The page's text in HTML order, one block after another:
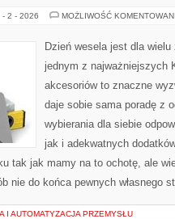
- 2 - 2026 MOŻLIWOŚĆ
Dzień wesela jest dla
jednym z najważniejszych
akcesoriów to znaczne
daje sobie sama poradę z
wybierania dla siebie
jak i adekwatnych
tak jak mamy na to ochotę, ale
nie do końca pewnych własnego
I AUTOMATYZACJA PRZEMYSŁU